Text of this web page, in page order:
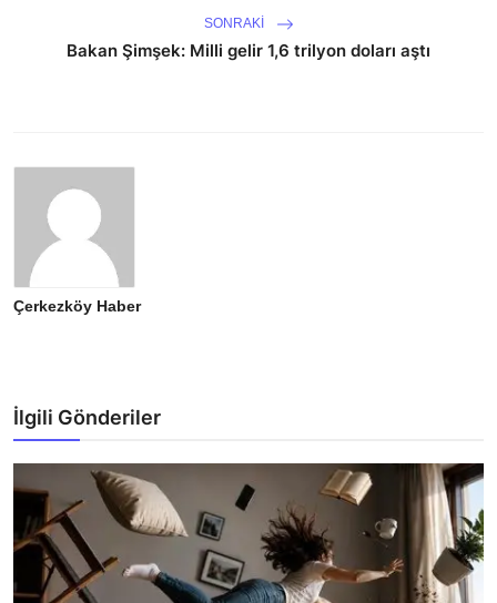
SONRAKI
Bakan Şimşek: Milli gelir 1,6 trilyon doları aştı
Çerkezköy Haber
İlgili Gönderiler